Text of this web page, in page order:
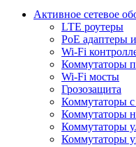
Активное сетевое
LTE роутеры
PoE адаптеры
Wi-Fi
Коммутаторы
Wi-Fi мосты
Грозозащита
Коммутаторы c
Коммутаторы
Коммутаторы
Коммутаторы